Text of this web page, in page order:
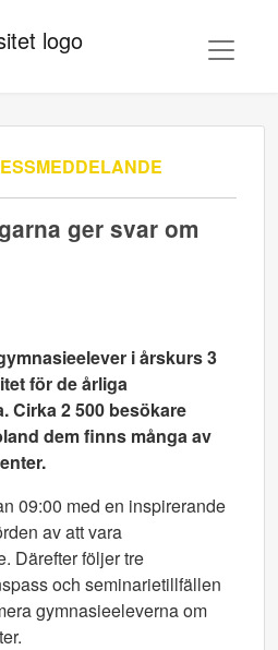
ger svar om
i årskurs 3
för de årliga
Cirka 2 500 besökare
dem finns många av
09:00 med en inspirerande
av att vara
Därefter följer tre
och seminarietillfällen
gymnasieeleverna om